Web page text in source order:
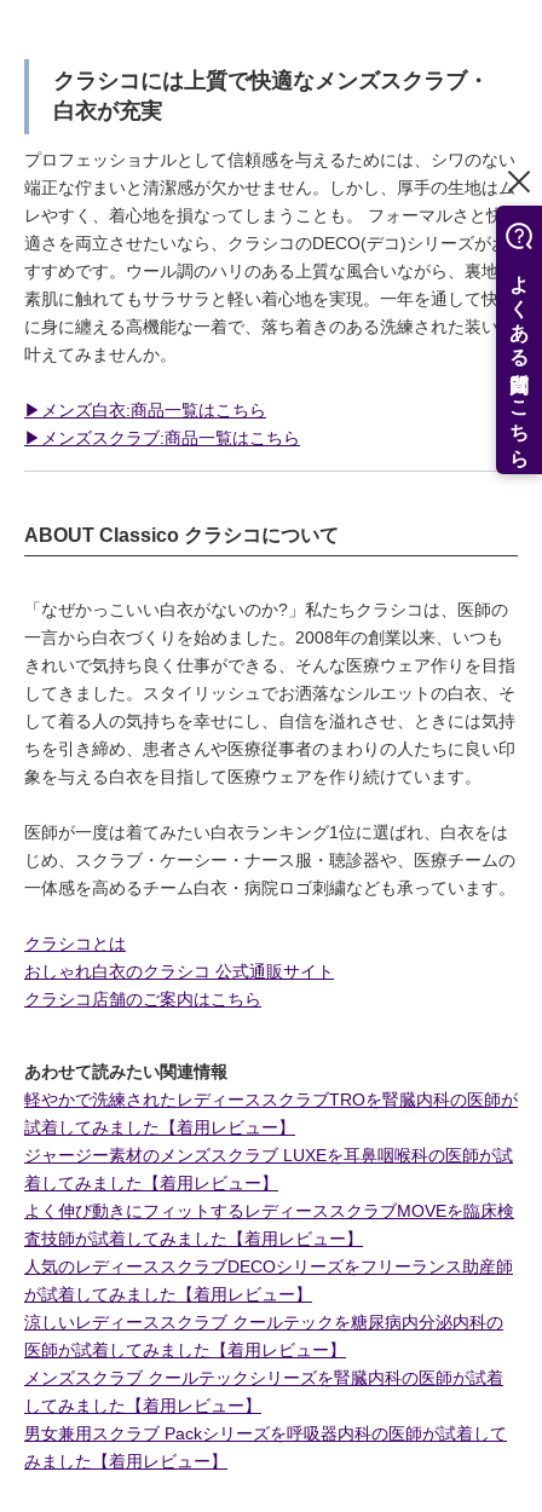
よくある質問はこちら
クラシコには上質で快適なメンズスクラブ・
白衣が充実
プロフェッショナルとして信頼感を与えるためには、シワのない
端正な佇まいと清潔感が欠かせません。しかし、厚手の生地はム
レやすく、着心地を損なってしまうことも。 フォーマルさと快
適さを両立させたいなら、クラシコのDECO(デコ)シリーズがお
すすめです。ウール調のハリのある上質な風合いながら、裏地は
素肌に触れてもサラサラと軽い着心地を実現。一年を通して快適
に身に纏える高機能な一着で、落ち着きのある洗練された装いを
叶えてみませんか。
▶︎メンズ白衣:商品一覧はこちら
▶︎メンズスクラブ:商品一覧はこちら
ABOUT Classico クラシコについて
「なぜかっこいい白衣がないのか?」私たちクラシコは、医師の
一言から白衣づくりを始めました。2008年の創業以来、いつも
きれいで気持ち良く仕事ができる、そんな医療ウェア作りを目指
してきました。スタイリッシュでお洒落なシルエットの白衣、そ
して着る人の気持ちを幸せにし、自信を溢れさせ、ときには気持
ちを引き締め、患者さんや医療従事者のまわりの人たちに良い印
象を与える白衣を目指して医療ウェアを作り続けています。
医師が一度は着てみたい白衣ランキング1位に選ばれ、白衣をは
じめ、スクラブ・ケーシー・ナース服・聴診器や、医療チームの
一体感を高めるチーム白衣・病院ロゴ刺繍なども承っています。
クラシコとは
おしゃれ白衣のクラシコ 公式通販サイト
クラシコ店舗のご案内はこちら
あわせて読みたい関連情報
軽やかで洗練されたレディーススクラブTROを腎臓内科の医師が
試着してみました【着用レビュー】
ジャージー素材のメンズスクラブ LUXEを耳鼻咽喉科の医師が試
着してみました【着用レビュー】
よく伸び動きにフィットするレディーススクラブMOVEを臨床検
査技師が試着してみました【着用レビュー】
人気のレディーススクラブDECOシリーズをフリーランス助産師
が試着してみました【着用レビュー】
涼しいレディーススクラブ クールテックを糖尿病内分泌内科の
医師が試着してみました【着用レビュー】
メンズスクラブ クールテックシリーズを腎臓内科の医師が試着
してみました【着用レビュー】
男女兼用スクラブ Packシリーズを呼吸器内科の医師が試着して
みました【着用レビュー】